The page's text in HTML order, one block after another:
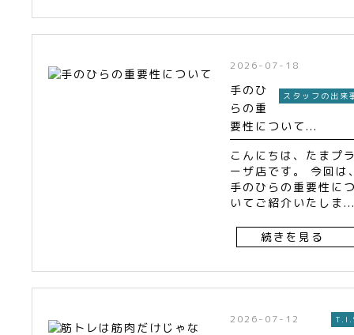
2026-07-18
スタッフの出来
手のひ
らの重
要性について...
こんにちは、たまプ
ーザ店です。 今回は
手のひらの重要性に
いてご紹介いたしま
続きを見る
2026-07-12